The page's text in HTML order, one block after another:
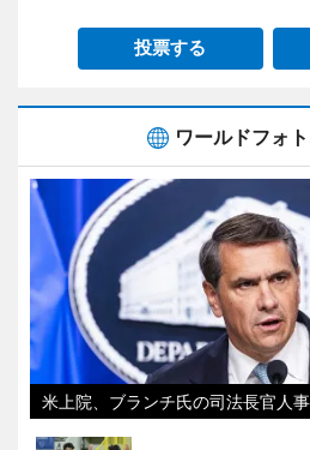
投票する
ワールドフォ
米上院、ブランチ氏の司法長官人